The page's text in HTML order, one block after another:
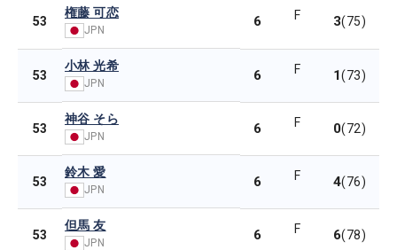
53
権藤 可恋
JPN
6 F 3(75)
53
小林 光希
JPN 6 F 1(73)
53
神谷 そら
JPN 6 F 0(72)
53
鈴木 愛
JPN 6 F 4(76)
53
但馬 友
JPN 6 F 6(78)